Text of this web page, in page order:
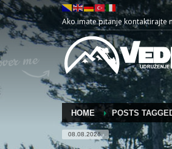
Ako imate pitanje kontaktirajte
HOME POSTS
08.08.2026.